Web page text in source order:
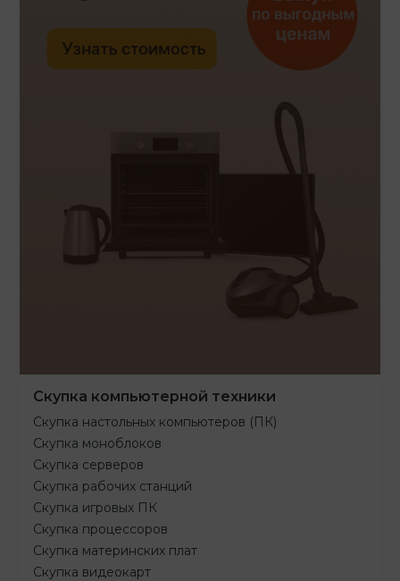
Скупка компьютерной техники
Скупка настольных компьютеров (ПК)
Скупка моноблоков
Скупка серверов
Скупка рабочих станций
Скупка игровых ПК
Скупка процессоров
Скупка материнских плат
Скупка видеокарт